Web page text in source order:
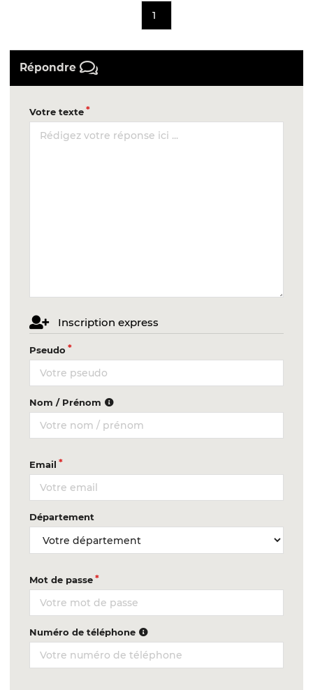
1
Répondre
Votre texte
Inscription express
Pseudo
Nom / Prénom
Email
Département
Mot de passe
Numéro de téléphone